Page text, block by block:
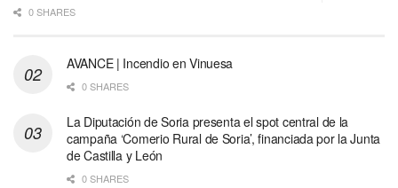
0 SHARES
AVANCE | Incendio en Vinuesa
0 SHARES
La Diputación de Soria presenta el spot central de la
campaña ‘Comerio Rural de Soria’, financiada por la Junta
de Castilla y León
0 SHARES